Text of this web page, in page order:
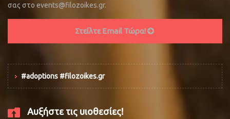
σας στο events@filozoikes.gr.
Στείλτε Email Τώρα!
#adoptions #filozoikes.gr
Αυξήστε τις υιοθεσίες!